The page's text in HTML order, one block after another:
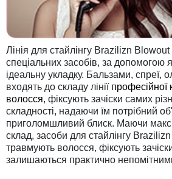
Лінія для стайлінгу Brazilizn
спеціальних засобів, за допомогою
ідеальну укладку. Бальзами, спреї,
входять до складу лінії професійної
волосся, фіксують зачіски самих
складності, надаючи їм потрібний
приголомшливий блиск. Маючи
склад, засоби для стайлінгу
травмують волосся, фіксують
залишаються практично